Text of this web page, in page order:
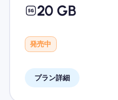
20 GB
発売中
プラン詳細